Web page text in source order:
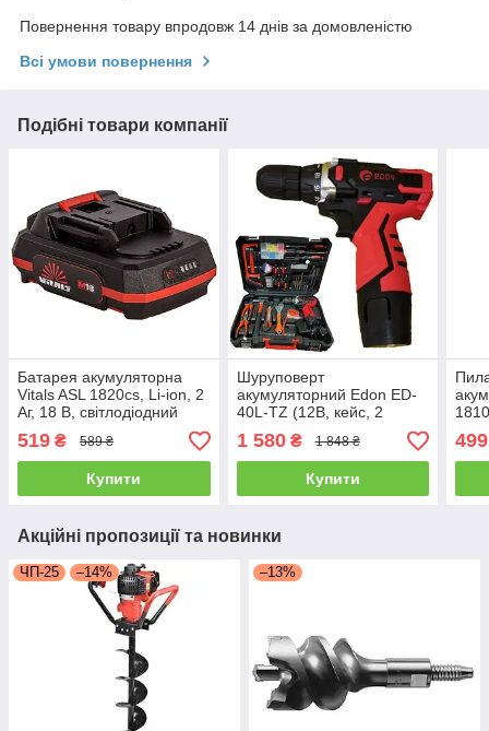
Повернення товару впродовж 14 днів за домовленістю
Всі умови повернення
Подібні товари компанії
Батарея акумуляторна
Vitals ASL 1820cs, Li-ion, 2
Аг, 18 В, світлодіодний
індикатор заряду, посадка
Makita
519 ₴ 589 ₴
Купити
Шуруповерт
акумуляторний Edon ED-
40L-TZ (12В, кейс, 2
інструментів
1 580₴ 1 848 ₴
Купити
499
Акційні пропозиції та новинки
ЧП-25 –14% –13%